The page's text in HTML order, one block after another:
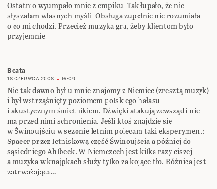
Ostatnio wyumpało mnie z empiku. Tak łupało, że nie
słyszałam własnych myśli. Obsługa zupełnie nie rozumiała
o co mi chodzi. Przecież muzyka gra, żeby klientom było
przyjemnie.
Beata
18 CZERWCA 2008 16:09
Nie tak dawno był u mnie znajomy z Niemiec (zresztą muzyk)
i był wstrząśnięty poziomem polskiego hałasu
i akustycznym śmietnikiem. Dźwięki atakują zewsząd i nie
ma przed nimi schronienia. Jeśli ktoś znajdzie się
w Świnoujściu w sezonie letnim polecam taki eksperyment:
Spacer przez letniskową część Świnoujścia a później do
sąsiedniego Ahlbeck. W Niemczech jest kilka razy ciszej
a muzyka w knajpkach służy tylko za kojące tło. Różnica jest
zatrważająca…